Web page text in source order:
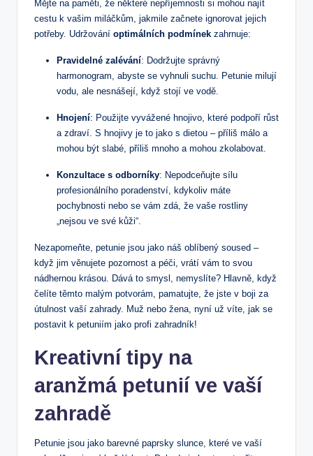
Mějte na paměti, že některé nepříjemnosti si mohou najít
cestu k vašim miláčkům, jakmile začnete ignorovat jejich
potřeby. Udržování optimálních podmínek zahrnuje:
Pravidelné zalévání: Dodržujte správný
harmonogram, abyste se vyhnuli suchu. Petunie milují
vodu, ale nesnášejí, když stojí ve vodě.
Hnojení: Použijte vyvážené hnojivo, které podpoří růst
a zdraví. S hnojivy je to jako s dietou – příliš málo a
mohou být slabé, příliš mnoho a mohou zkolabovat.
Konzultace s odborníky: Nepodceňujte sílu
profesionálního poradenství, kdykoliv máte
pochybnosti nebo se vám zdá, že vaše rostliny
„nejsou ve své kůži“.
Nezapomeňte, petunie jsou jako náš oblíbený soused –
když jim věnujete pozornost a péči, vrátí vám to svou
nádhernou krásou. Dává to smysl, nemyslíte? Hlavně, když
čelíte těmto malým potvorám, pamatujte, že jste v boji za
útulnost vaší zahrady. Muž nebo žena, nyní už víte, jak se
postavit k petuniím jako profi zahradník!
Kreativní tipy na
aranžmá petunií ve vaší
zahradě
Petunie jsou jako barevné paprsky slunce, které ve vaší